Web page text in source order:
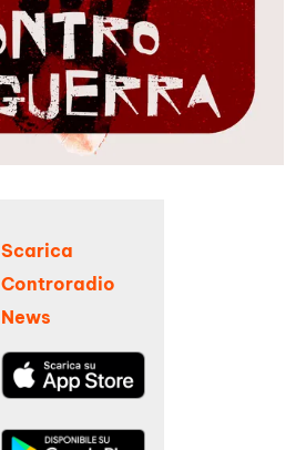
Scarica
Controradio
News